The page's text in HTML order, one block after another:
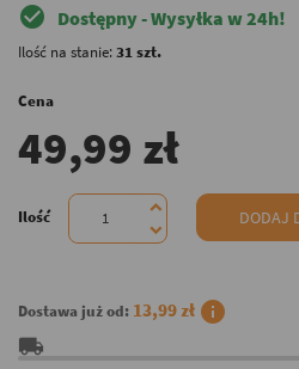
check_circle Dostępny - Wysyłka w 24h!
Ilość na stanie:31 szt.
Cena
49,99 zł
Ilość DODAJ
Dostawa już od: 13,99 zł info
local_shipping